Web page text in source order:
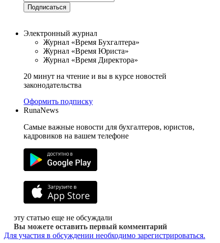
Подписаться
Электронный журнал
Журнал «Время Бухгалтера»
Журнал «Время Юриста»
Журнал «Время Директора»
20 минут на чтение и вы в курсе новостей
законодательства
Оформить подписку
RunaNews
Самые важные новости для бухгалтеров, юристов,
кадровиков на вашем телефоне
эту статью еще не обсуждали
Вы можете оставить первый комментарий
Для участия в обсуждении необходимо зарегистрироваться.